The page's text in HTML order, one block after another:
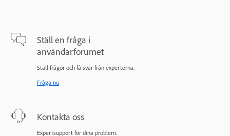
Ställ en fråga i
användarforumet
Ställ frågor och få svar från experterna.
Fråga nu
Kontakta oss
Expertsupport för dina problem.